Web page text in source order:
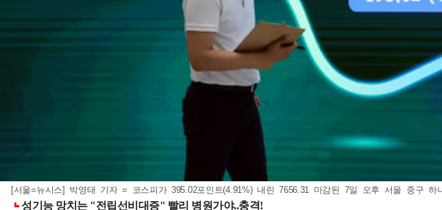
[서울=뉴시스] 박영태 기자 = 코스피가 395.02포인트(4.91%) 내린 7656.31 마감된 7일 오후 서울 중구